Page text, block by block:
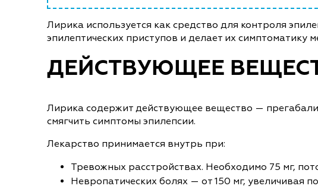
Лирика используется как средство для контроля
эпилептических приступов и делает их симптоматику
ДЕЙСТВУЮЩЕЕ
Лирика содержит действующее вещество —
смягчить симптомы эпилепсии.
Лекарство принимается внутрь при:
Тревожных расстройствах. Необходимо 75 мг,
Невропатических болях — от 150 мг, увеличивая